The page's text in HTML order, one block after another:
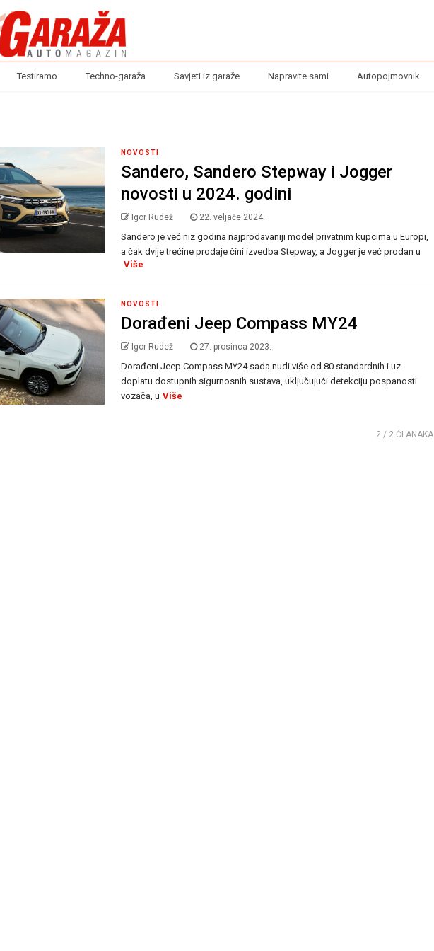
Testiramo Techno-garaža Savjeti iz garaže Napravite sami Autopojmovnik
NOVOSTI
Sandero, Sandero Stepway i Jogger
novosti u 2024. godini
Igor Rudež 22. veljače 2024.
Sandero je već niz godina najprodavaniji model privatnim kupcima u Europi,
a čak dvije trećine prodaje čini izvedba Stepway, a Jogger je već prodan u
Više
NOVOSTI
Dorađeni Jeep Compass MY24
Igor Rudež 27. prosinca 2023.
Dorađeni Jeep Compass MY24 sada nudi više od 80 standardnih i uz
doplatu dostupnih sigurnosnih sustava, uključujući detekciju pospanosti
vozača, u Više
2 / 2 ČLANAKA